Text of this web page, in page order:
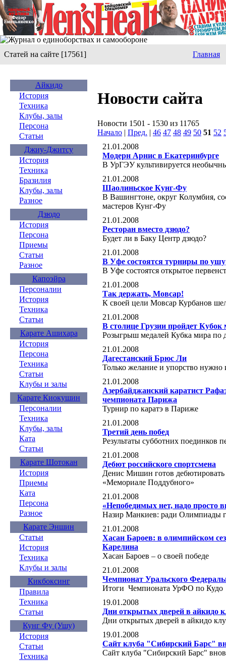
Статей на сайте [17561] Главная
Айкидо
История
Техника
Клубы, залы
Персона
Статьи
Джиу-Джитсу
История
Техника
Бразилия
Клубы, залы
Разное
Дзюдо
История
Персона
Приемы
Статьи
Разное
Капоэйра
Персоналии
История
Техника
Статьи
Карате Ашихара
История
Персона
Техника
Статьи
Клубы и залы
Карате Киокушин
Персоналии
Техника
Клубы, залы
Ката
Статьи
Карате Шотокан
История
Приемы
Ката
Персона
Разное
Карате Эншин
Статьи
История
Техника
Клубы и залы
Кикбоксинг
Правила
Техника
Статьи
Кунг Фу (Ушу)
История
Статьи
Техника
Новости сайта
Новости 1501 - 1530 из 11765
Начало | Пред. | 46 47 48 49 50 51 52
21.01.2008
Модерн Арнис в Екатеринбурге
В УрГЭУ культивируется
21.01.2008
Шаолиньское Кунг-Фу
В Вашингтоне, округ Колумбия,
мастеров Кунг-Фу
21.01.2008
Ресторан вместо дзюдо?
Будет ли в Баку Центр дзюдо?
21.01.2008
В Уфе состоятся турниры по ушу
В Уфе состоятся открытое
21.01.2008
Так держать, Мовсар!
К своей цели Мовсар Курбанов
21.01.2008
В столице Грузии пройдет Кубок
Розыгрыш медалей Кубка мира по
21.01.2008
Дагестанский Брюс Ли
Только желание и упорство нужно
21.01.2008
Азербайджанский каратист
чемпионата Парижа
Турнир по каратэ в Париже
21.01.2008
Третий день побед
Результаты субботних поединков
21.01.2008
Дебют российского спортсмена
Денис Мишин готов дебютировать
«Мемориале Поддубного»
21.01.2008
«Непобедимых нет, надо просто
Назир Манкиев: ради Олимпиады
21.01.2008
Хасан Бароев: в олимпийском
Карелина
Хасан Бароев – о своей победе
21.01.2008
Чемпионат Уральского
Итоги Чемпионата УрФО по Кудо
19.01.2008
Дни открытых дверей в айкидо
Дни открытых дверей в айкидо
19.01.2008
Сайт клуба "Сибирский Барс"
Сайт клуба "Сибирский Барс"